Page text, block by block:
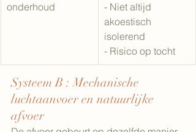
onderhoud
- Niet altijd
akoestisch
isolerend
- Risico op tocht
Systeem B : Mechanische
luchtaanvoer en natuurlijke
afvoer